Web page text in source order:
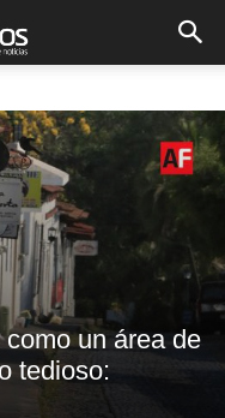
un área de
tedioso: